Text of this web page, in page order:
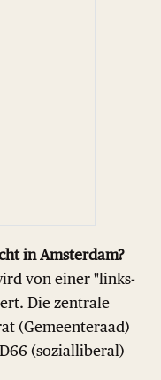
in Amsterdam?
von einer "links-
Die zentrale
(Gemeenteraad)
(sozialliberal)